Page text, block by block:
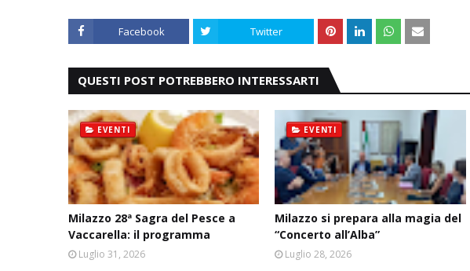
Facebook Twitter
QUESTI POST POTREBBERO INTERESSARTI
EVENTI
Milazzo 28ª Sagra del Pesce a
Vaccarella: il programma
Luglio 31, 2026
EVENTI
Milazzo si prepara alla magia del
“Concerto all’Alba”
Luglio 28, 2026